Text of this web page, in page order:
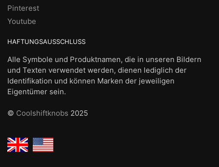
Pinterest
Youtube
HAFTUNGSAUSSCHLUSS
Alle Symbole und Produktnamen, die in unseren Bildern
und Texten verwendet werden, dienen lediglich der
Identifikation und können Marken der jeweiligen
Eigentümer sein.
© Coolshiftknobs 2025